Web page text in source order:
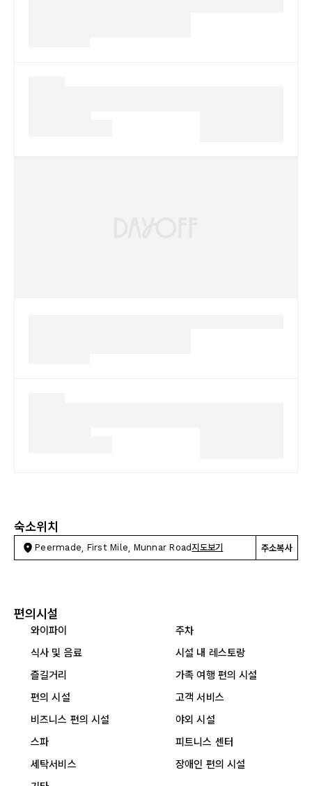
숙소위치
Peermade, First Mile, Munnar Road 지도보기 주소복사
편의시설
와이파이
주차
식사 및 음료
시설 내 레스토랑
즐길거리
가족 여행 편의 시설
편의 시설
고객 서비스
비즈니스 편의 시설
야외 시설
스파
피트니스 센터
세탁서비스
장애인 편의 시설